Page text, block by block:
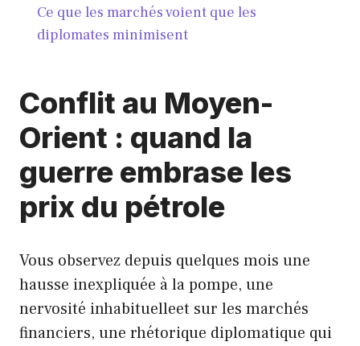
Ce que les marchés voient que les
diplomates minimisent
Conflit au Moyen-
Orient : quand la
guerre embrase les
prix du pétrole
Vous observez depuis quelques mois une
hausse inexpliquée à la pompe, une
nervosité inhabituelleet sur les marchés
financiers, une rhétorique diplomatique qui